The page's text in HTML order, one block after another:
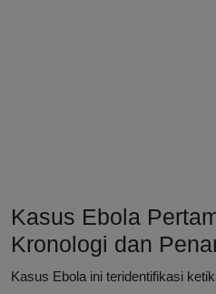
Kasus Ebola
Kronologi dan
Kasus Ebola ini teridentifikasi